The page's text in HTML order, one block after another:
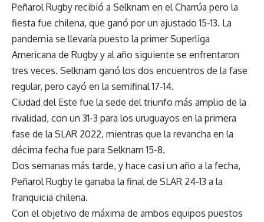
Peñarol Rugby recibió a Selknam en el Charrúa pero la
fiesta fue chilena, que ganó por un ajustado 15-13. La
pandemia se llevaría puesto la primer Superliga
Americana de Rugby y al año siguiente se enfrentaron
tres veces. Selknam ganó los dos encuentros de la fase
regular, pero cayó en la semifinal 17-14.
Ciudad del Este fue la sede del triunfo más amplio de la
rivalidad, con un 31-3 para los uruguayos en la primera
fase de la SLAR 2022, mientras que la revancha en la
décima fecha fue para Selknam 15-8.
Dos semanas más tarde, y hace casi un año a la fecha,
Peñarol Rugby le ganaba la final de SLAR 24-13 a la
franquicia chilena.
Con el objetivo de máxima de ambos equipos puestos